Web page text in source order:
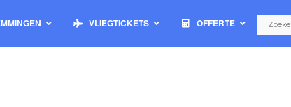
VLIEGTICKETS OFFERTE Search